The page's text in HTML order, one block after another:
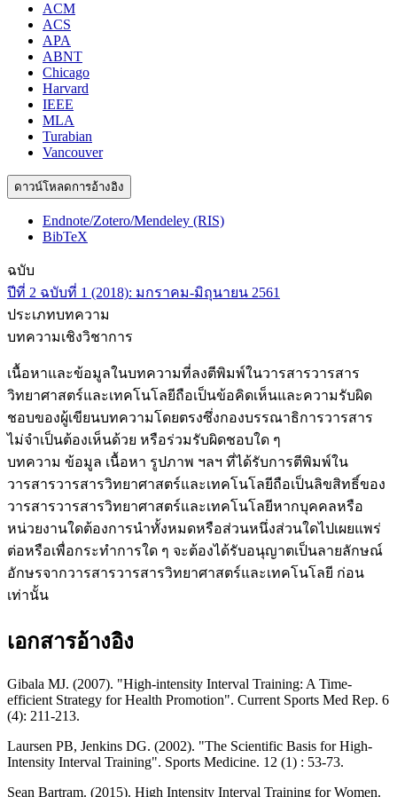
ACM
ACS
APA
ABNT
Chicago
Harvard
IEEE
MLA
Turabian
Vancouver
ดาวน์โหลดการอ้างอิง
Endnote/Zotero/Mendeley (RIS)
BibTeX
ฉบับ
ปีที่ 2 ฉบับที่ 1 (2018): มกราคม-มิถุนายน 2561
ประเภทบทความ
บทความเชิงวิชาการ
เนื้อหาและข้อมูลในบทความที่ลงตีพิมพ์ในวารสารวารสาร
วิทยาศาสตร์และเทคโนโลยีถือเป็นข้อคิดเห็นและความรับผิด
ชอบของผู้เขียนบทความโดยตรงซึ่งกองบรรณาธิการวารสาร
ไม่จำเป็นต้องเห็นด้วย หรือร่วมรับผิดชอบใด ๆ
บทความ ข้อมูล เนื้อหา รูปภาพ ฯลฯ ที่ได้รับการตีพิมพ์ใน
วารสารวารสารวิทยาศาสตร์และเทคโนโลยีถือเป็นลิขสิทธิ์ของ
วารสารวารสารวิทยาศาสตร์และเทคโนโลยีหากบุคคลหรือ
หน่วยงานใดต้องการนำทั้งหมดหรือส่วนหนึ่งส่วนใดไปเผยแพร่
ต่อหรือเพื่อกระทำการใด ๆ จะต้องได้รับอนุญาตเป็นลายลักษณ์
อักษรจากวารสารวารสารวิทยาศาสตร์และเทคโนโลยี ก่อน
เท่านั้น
เอกสารอ้างอิง
Gibala MJ. (2007). "High-intensity Interval Training: A Time-
efficient Strategy for Health Promotion". Current Sports Med Rep. 6
(4): 211-213.
Laursen PB, Jenkins DG. (2002). "The Scientific Basis for High-
Intensity Interval Training". Sports Medicine. 12 (1) : 53-73.
Sean Bartram. (2015). High Intensity Interval Training for Women.